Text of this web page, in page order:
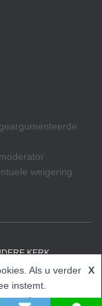
weigering
KERK
Als u verder
instemt.
X
opties